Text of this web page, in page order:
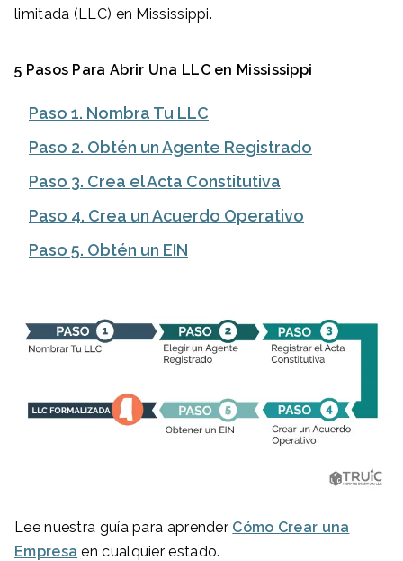
limitada (LLC) en Mississippi.
5 Pasos Para Abrir Una LLC en Mississippi
Paso 1. Nombra Tu LLC
Paso 2. Obtén un Agente Registrado
Paso 3. Crea el Acta Constitutiva
Paso 4. Crea un Acuerdo Operativo
Paso 5. Obtén un EIN
Lee nuestra guía para aprender Cómo Crear una
Empresa en cualquier estado.